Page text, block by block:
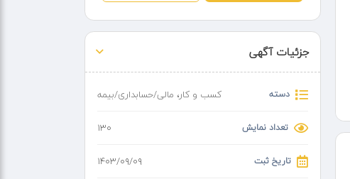
جزئیات آگهی
دسته کسب و کار، مالی/حسابداری/بیمه
تعداد نمایش 130
تاریخ ثبت ۱۴۰۳/۰۹/۰۹